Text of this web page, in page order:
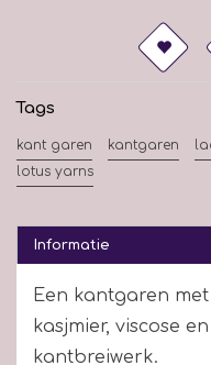
Tags
kant garen kantgaren
lotus yarns
Informatie
Een kantgaren
kasjmier, viscose
kantbreiwerk.